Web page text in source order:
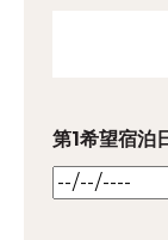
第1希望宿泊